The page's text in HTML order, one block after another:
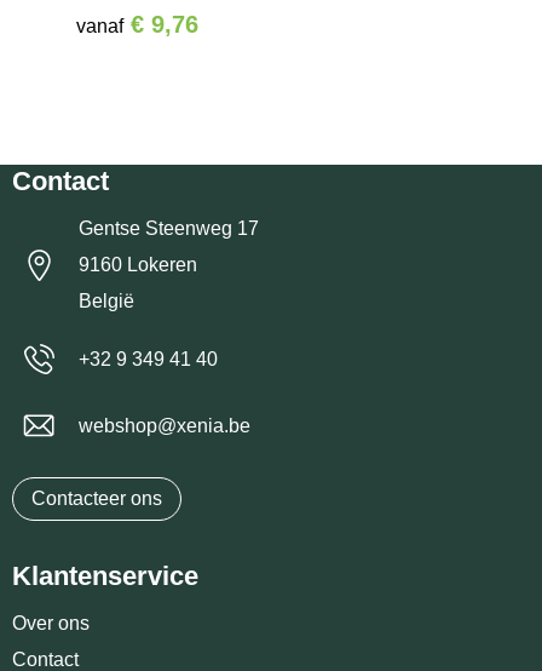
vanaf € 9,76
Contact
Gentse Steenweg 17
9160 Lokeren
België
+32 9 349 41 40
webshop@xenia.be
Contacteer ons
Klantenservice
Over ons
Contact